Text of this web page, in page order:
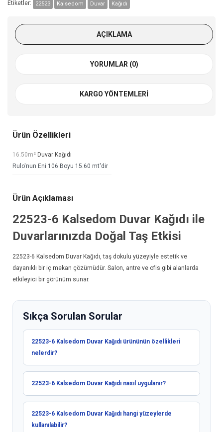
Etiketler: 22523 Kalsedom Duvar Kağıdı
AÇIKLAMA
YORUMLAR (0)
KARGO YÖNTEMLERI
Ürün Özellikleri
16.50m² Duvar Kağıdı
Rulo'nun Eni 106 Boyu 15.60 mt'dir
Ürün Açıklaması
22523-6 Kalsedom Duvar Kağıdı ile
Duvarlarınızda Doğal Taş Etkisi
22523-6 Kalsedom Duvar Kağıdı, taş dokulu yüzeyiyle estetik ve
dayanıklı bir iç mekan çözümüdür. Salon, antre ve ofis gibi alanlarda
etkileyici bir görünüm sunar.
Sıkça Sorulan Sorular
22523-6 Kalsedom Duvar Kağıdı ürününün özellikleri
nelerdir?
22523-6 Kalsedom Duvar Kağıdı nasıl uygulanır?
22523-6 Kalsedom Duvar Kağıdı hangi yüzeylerde
kullanılabilir?